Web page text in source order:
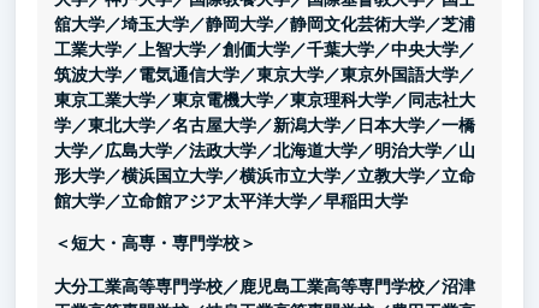
舘大学／埼玉大学／静岡大学／静岡文化芸術大学／芝浦
工業大学／上智大学／創価大学／千葉大学／中央大学／
筑波大学／電気通信大学／東京大学／東京外国語大学／
東京工業大学／東京電機大学／東京理科大学／同志社大
学／東北大学／名古屋大学／新潟大学／日本大学／一橋
大学／広島大学／法政大学／北海道大学／明治大学／山
形大学／横浜国立大学／横浜市立大学／立教大学／立命
館大学／立命館アジア太平洋大学／早稲田大学
＜短大・高専・専門学校＞
大分工業高等専門学校／鹿児島工業高等専門学校／沼津